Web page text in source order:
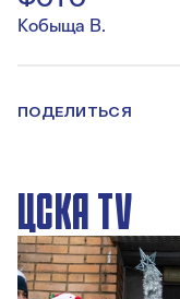
Кобыща В.
ПОДЕЛИТЬСЯ
ЦСКА TV